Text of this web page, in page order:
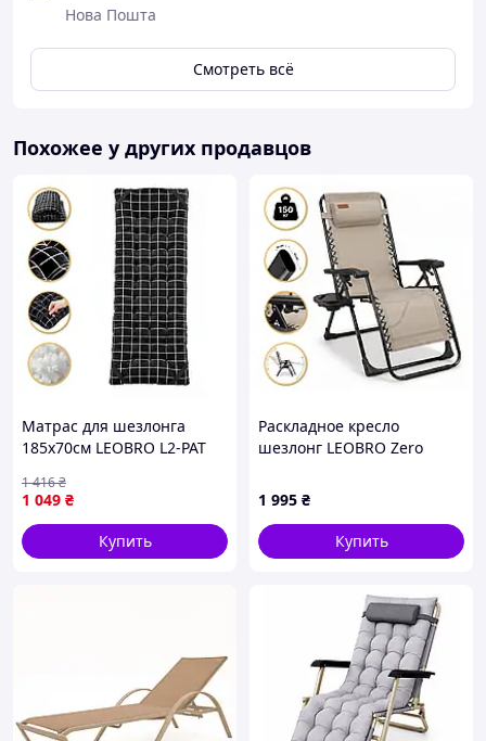
Нова Пошта
Смотреть всё
Похожее у других продавцов
Матрас для шезлонга
185x70см LEOBRO L2-PAT
1 049 ₴
1 416₴
Купить
Раскладное кресло
шезлонг LEOBRO Zero
ZGC-G2-BEI), Оригінал!
1 995 ₴
Купить